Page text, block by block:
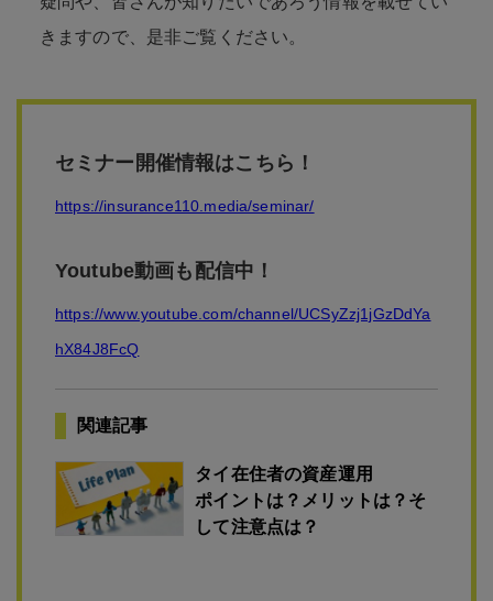
きますので、是非ご覧ください。
セミナー開催情報はこちら！
https://insurance110.media/seminar/
Youtube動画も配信中！
https://www.youtube.com/channel/UCSyZzj1jGzDdYa
hX84J8FcQ
関連記事
タイ在住者の資産運用
ポイントは？メリットは？そ
して注意点は？